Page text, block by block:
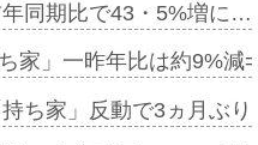
同期比で43・5%増に…
家」一昨年比は約9%
ち家」反動で3ヵ月ぶ